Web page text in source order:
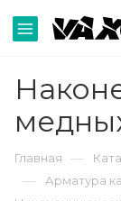
Главная —
— Арматура